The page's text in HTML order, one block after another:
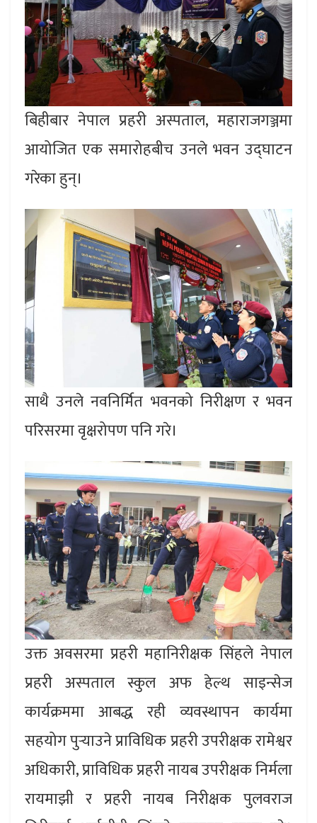
बिहीबार नेपाल प्रहरी अस्पताल, महाराजगञ्जमा
आयोजित एक समारोहबीच उनले भवन उद्घाटन
गरेका हुन्।
साथै उनले नवनिर्मित भवनको निरीक्षण र भवन
परिसरमा वृक्षरोपण पनि गरे।
उक्त अवसरमा प्रहरी महानिरीक्षक सिंहले नेपाल
प्रहरी अस्पताल स्कुल अफ हेल्थ साइन्सेज
कार्यक्रममा आबद्ध रही व्यवस्थापन कार्यमा
सहयोग पुर्‍याउने प्राविधिक प्रहरी उपरीक्षक रामेश्वर
अधिकारी, प्राविधिक प्रहरी नायब उपरीक्षक निर्मला
रायमाझी र प्रहरी नायब निरीक्षक पुलवराज